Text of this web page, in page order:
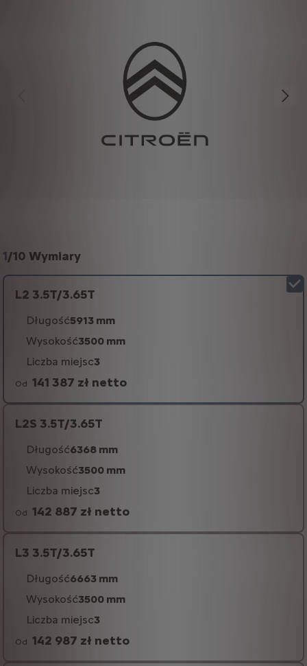
1/10 Wymiary
L2 3.5T/3.65T
Długość5913 mm
Wysokość3500 mm
Liczba miejsc3
Od 141 387 zł netto
L2S 3.5T/3.65T
Długość6368 mm
Wysokość3500 mm
Liczba miejsc3
Od 142 887 zł netto
L3 3.5T/3.65T
Długość6663 mm
Wysokość3500 mm
Liczba miejsc3
Od 142 987 zł netto